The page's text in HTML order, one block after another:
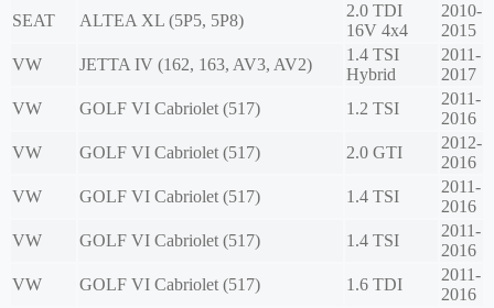
SEAT ALTEA XL (5P5, 5P8)
2.0 TDI
16V 4x4
2010-
2015
VW
JETTA IV (162, 163, AV3, AV2)
1.4 TSI
Hybrid
2011-
2017
VW
GOLF VI Cabriolet (517) 1.2 TSI
2011-
2016
VW
GOLF VI Cabriolet (517) 2.0 GTI
2012-
2016
VW
GOLF VI Cabriolet (517) 1.4 TSI
2011-
2016
VW
GOLF VI Cabriolet (517) 1.4 TSI
2011-
2016
VW
GOLF VI Cabriolet (517) 1.6 TDI
2011-
2016